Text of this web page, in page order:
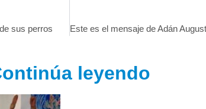
sus perros
leyendo